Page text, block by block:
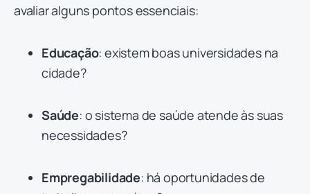
avaliar alguns pontos essenciais:
Educação: existem boas universidades na
cidade?
Saúde: o sistema de saúde atende às suas
necessidades?
Empregabilidade: há oportunidades de